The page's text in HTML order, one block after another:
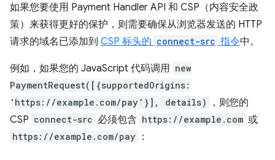
如果您要使用 Payment Handler API 和 CSP（内容安全政
策）来获得更好的保护，则需要确保从浏览器发送的 HTTP
请求的域名已添加到 CSP 标头的 connect-src 指令中。
例如，如果您的 JavaScript 代码调用 new
PaymentRequest([{supportedOrigins:
‘https://example.com/pay’}], details)
，则您的
CSP connect-src 必须包含 https://example.com 或
https://example.com/pay ：